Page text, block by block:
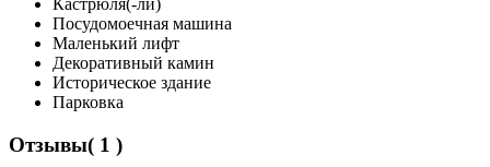
Кастрюля(-ли)
Посудомоечная машина
Маленький лифт
Декоративный камин
Историческое здание
Парковка
Отзывы( 1 )